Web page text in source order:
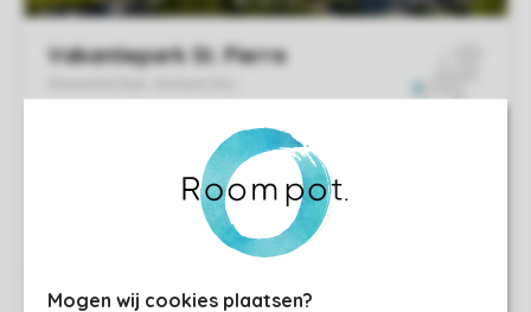
Mogen wij cookies plaatsen?